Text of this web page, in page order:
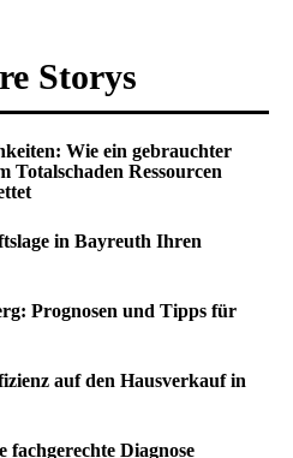
Storys
Wie ein gebrauchter
Totalschaden Ressourcen
in Bayreuth Ihren
Prognosen und Tipps für
auf den Hausverkauf in
Diagnose